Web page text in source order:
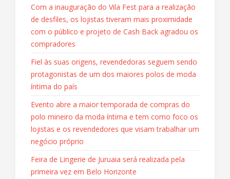
Com a inauguração do Vila Fest para a realização
de desfiles, os lojistas tiveram mais proximidade
com o público e projeto de Cash Back agradou os
compradores
Fiel às suas origens, revendedoras seguem sendo
protagonistas de um dos maiores polos de moda
íntima do país
Evento abre a maior temporada de compras do
polo mineiro da moda íntima e tem como foco os
lojistas e os revendedores que visam trabalhar um
negócio próprio
Feira de Lingerie de Juruaia será realizada pela
primeira vez em Belo Horizonte